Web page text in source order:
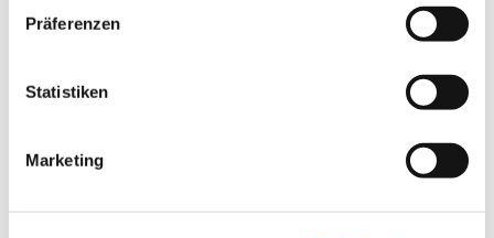
Präferenzen
Statistiken
Marketing